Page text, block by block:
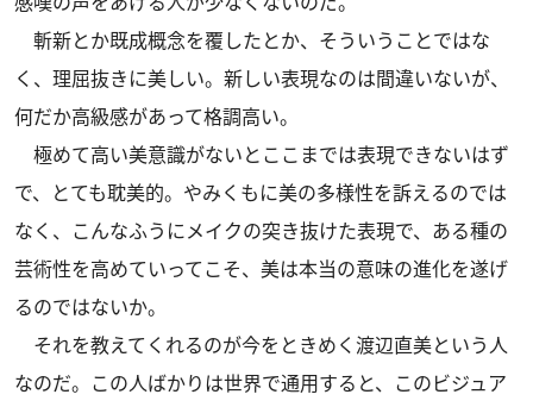
斬新とか既成概念を覆したとか、そういうことではな
く、理屈抜きに美しい。新しい表現なのは間違いないが、
何だか高級感があって格調高い。
極めて高い美意識がないとここまでは表現できないはず
で、とても耽美的。やみくもに美の多様性を訴えるのでは
なく、こんなふうにメイクの突き抜けた表現で、ある種の
芸術性を高めていってこそ、美は本当の意味の進化を遂げ
るのではないか。
それを教えてくれるのが今をときめく渡辺直美という人
なのだ。この人ばかりは世界で通用すると、このビジュア